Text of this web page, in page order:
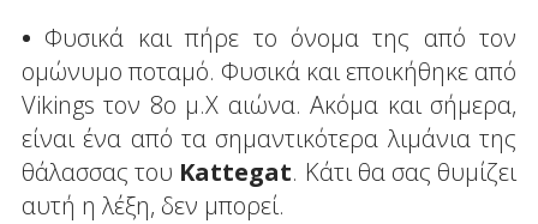
• Φυσικά και πήρε το όνομα της από τον
ομώνυμο ποταμό. Φυσικά και εποικήθηκε από
Vikings τον 8ο μ.Χ αιώνα. Ακόμα και σήμερα,
είναι ένα από τα σημαντικότερα λιμάνια της
θάλασσας του Kattegat. Κάτι θα σας θυμίζει
αυτή η λέξη, δεν μπορεί.